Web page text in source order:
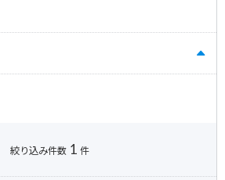
絞り込み件数 1 件